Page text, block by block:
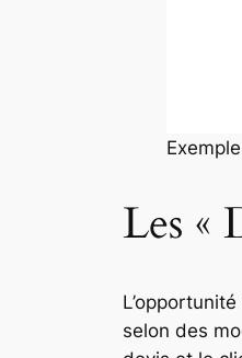
Les «
selon des